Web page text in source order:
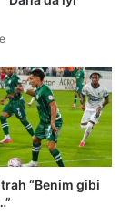
“Benim gibi